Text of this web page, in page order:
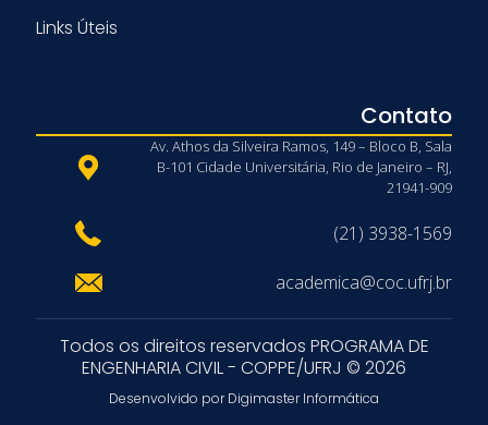
Links Úteis
Contato
Av. Athos da Silveira Ramos, 149 – Bloco B, Sala
B-101 Cidade Universitária, Rio de Janeiro – RJ,
21941-909
(21) 3938-1569
academica@coc.ufrj.br
Todos os direitos reservados PROGRAMA DE
ENGENHARIA CIVIL - COPPE/UFRJ © 2026
Desenvolvido por Digimaster Informática